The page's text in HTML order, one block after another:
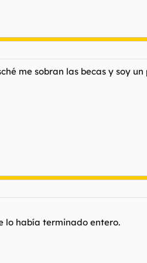
me sobran las becas y soy
lo había terminado entero.